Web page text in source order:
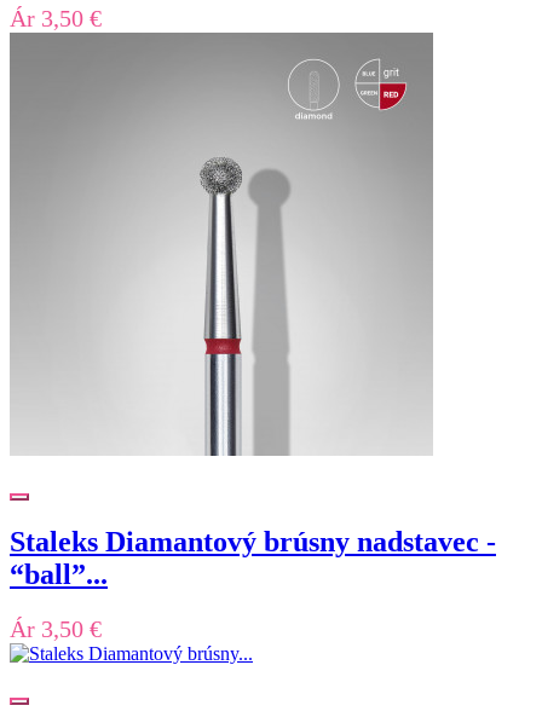
Ár 3,50 €
Staleks Diamantový brúsny nadstavec -
“ball”...
Ár 3,50 €